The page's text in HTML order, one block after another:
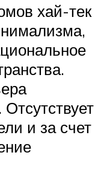
хай-тек
и за счет